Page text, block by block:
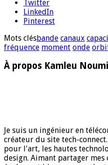
Twitter
LinkedIn
Pinterest
Mots clésbande canaux
fréquence moment onde
À propos Kamleu
Je suis un ingénieur en
créateur du site tech-
pour l'art, les hautes
design. Aimant partager mes